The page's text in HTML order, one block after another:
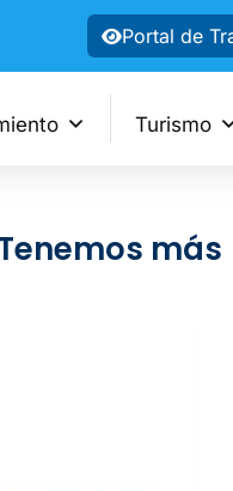
Portal de
Turismo
más